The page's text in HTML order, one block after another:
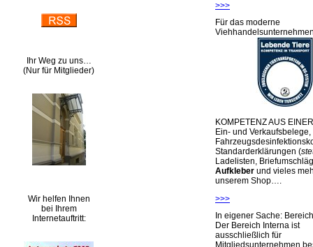
Ihr Weg zu uns…
(Nur für Mitglieder)
Wir helfen Ihnen
bei Ihrem
Internetauftritt:
>>>
Für das moderne
KOMPETENZ AUS
Ein- und Verkaufsbelege,
Standarderklärungen (
Ladelisten,
Aufkleber und vieles
unserem Shop….
>>>
In eigener Sache:
Der Bereich Interna ist
ausschließlich für
Mitgliedsunternehmen